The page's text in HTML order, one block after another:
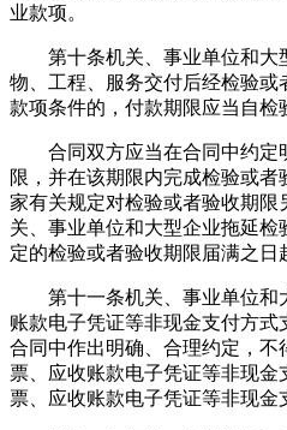
业款项。
第十条机关、事业单位和大
物、工程、服务交付后经检验
款项条件的，付款期限应当自检
合同双方应当在合同中约定
限，并在该期限内完成检验或
家有关规定对检验或者验收期
关、事业单位和大型企业拖延
定的检验或者验收期限届满之日
第十一条机关、事业单位和
账款电子凭证等非现金支付方
合同中作出明确、合理约定，不
票、应收账款电子凭证等非现
票、应收账款电子凭证等非现金